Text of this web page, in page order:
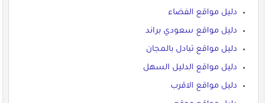
دليل مواقع الفضاء
دليل مواقع سعودي براند
دليل مواقع تبادل بالمجان
دليل مواقع الدليل السهل
دليل مواقع الاقرب